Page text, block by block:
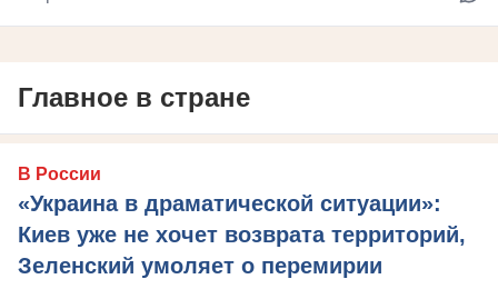
Главное в стране
В России
«Украина в драматической ситуации»:
Киев уже не хочет возврата территорий,
Зеленский умоляет о перемирии